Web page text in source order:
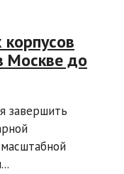
Москве до
завершить